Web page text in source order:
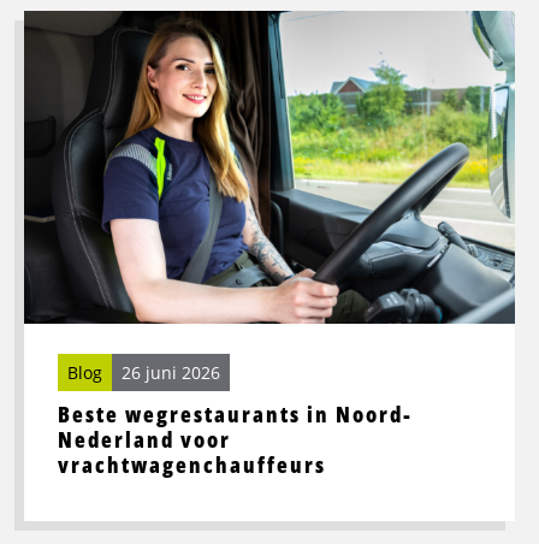
Beste wegrestaurants in Noord-
Nederland voor
vrachtwagenchauffeurs
Blog 26 juni 2026
Lees
Beste
wegrestaurants
Noord-
Nederland
voor
vrachtwagenchauffeurs